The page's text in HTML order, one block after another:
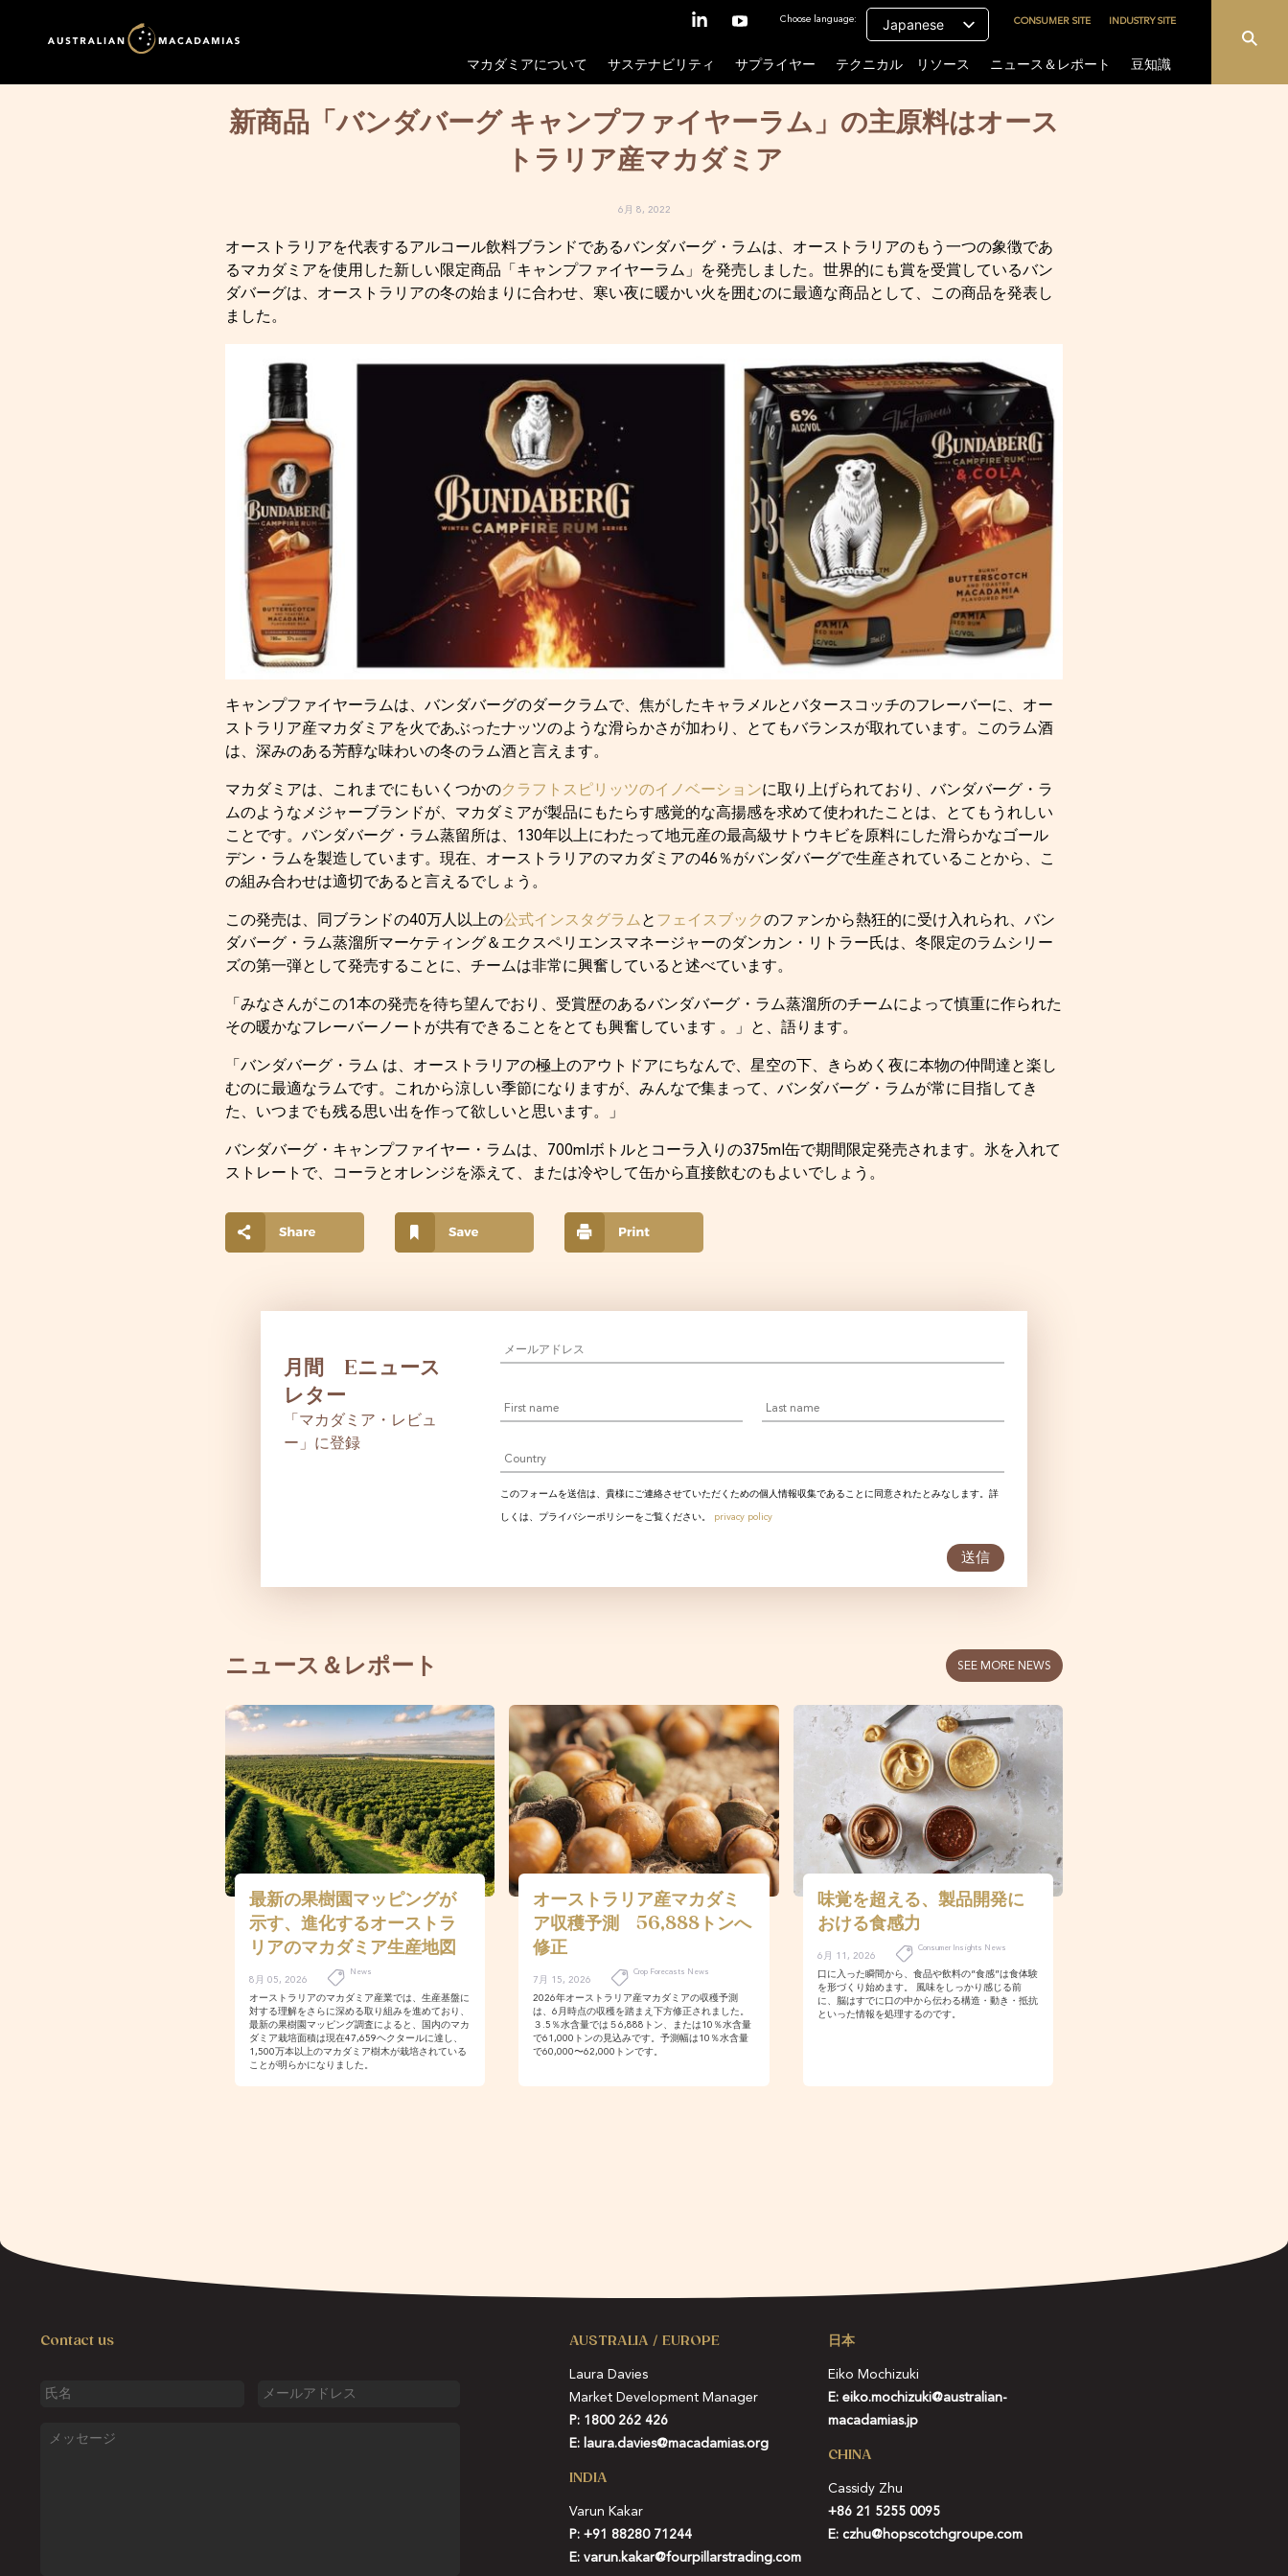
Choose language: Japanese CONSUMER SITE INDUSTRY SITE
マカダミアについて サステナビリティ サプライヤー テクニカル リソース ニュース＆レポート 豆知識
新商品「バンダバーグ キャンプファイヤーラム」の主原料はオース
トラリア産マカダミア
6月 8, 2022
オーストラリアを代表するアルコール飲料ブランドであるバンダバーグ・ラムは、オーストラリアのもう一つの象徴であ
るマカダミアを使用した新しい限定商品「キャンプファイヤーラム」を発売しました。世界的にも賞を受賞しているバン
ダバーグは、オーストラリアの冬の始まりに合わせ、寒い夜に暖かい火を囲むのに最適な商品として、この商品を発表し
ました。
キャンプファイヤーラムは、バンダバーグのダークラムで、焦がしたキャラメルとバタースコッチのフレーバーに、オー
ストラリア産マカダミアを火であぶったナッツのような滑らかさが加わり、とてもバランスが取れています。このラム酒
は、深みのある芳醇な味わいの冬のラム酒と言えます。
マカダミアは、これまでにもいくつかのクラフトスピリッツのイノベーションに取り上げられており、バンダバーグ・ラ
ムのようなメジャーブランドが、マカダミアが製品にもたらす感覚的な高揚感を求めて使われたことは、とてもうれしい
ことです。バンダバーグ・ラム蒸留所は、130年以上にわたって地元産の最高級サトウキビを原料にした滑らかなゴール
デン・ラムを製造しています。現在、オーストラリアのマカダミアの46％がバンダバーグで生産されていることから、こ
の組み合わせは適切であると言えるでしょう。
この発売は、同ブランドの40万人以上の公式インスタグラムと フェイスブックのファンから熱狂的に受け入れられ、バン
ダバーグ・ラム蒸溜所マーケティング＆エクスペリエンスマネージャーのダンカン・リトラー氏は、冬限定のラムシリー
ズの第一弾として発売することに、チームは非常に興奮していると述べています。
「みなさんがこの1本の発売を待ち望んでおり、受賞歴のあるバンダバーグ・ラム蒸溜所のチームによって慎重に作られた
その暖かなフレーバーノートが共有できることをとても興奮しています 。」と、語ります。
「バンダバーグ・ラム は、オーストラリアの極上のアウトドアにちなんで、星空の下、きらめく夜に本物の仲間達と楽し
むのに最適なラムです。これから涼しい季節になりますが、みんなで集まって、バンダバーグ・ラムが常に目指してき
た、いつまでも残る思い出を作って欲しいと思います。」
バンダバーグ・キャンプファイヤー・ラムは、700mlボトルとコーラ入りの375ml缶で期間限定発売されます。氷を入れて
ストレートで、コーラとオレンジを添えて、または冷やして缶から直接飲むのもよいでしょう。
月間 Eニュース
レター
「マカダミア・レビュ
ー」に登録
ー
ド
ス
*
name
name
このフォームを送信は、貴様にご連絡させていただくための個人情報収集であることに同意されたとみなします。詳
しくは、プライバシーポリシーをご覧ください。 privacy policy
送信
ニュース＆レポート SEE MORE NEWS
最新の果樹園マッピングが
示す、進化するオーストラ
リアのマカダミア生産地図
8月 05, 2026
News
オーストラリアのマカダミア産業では、生産基盤に
対する理解をさらに深める取り組みを進めており、
最新の果樹園マッピング調査によると、国内のマカ
ダミア栽培面積は現在47,659ヘクタールに達し、
1,500万本以上のマカダミア樹木が栽培されている
ことが明らかになりました。
オーストラリア産マカダミ
ア収穫予測 56,888トンへ
修正
7月 15, 2026
Crop Forecasts News
2026年オーストラリア産マカダミアの収穫予測
は、6月時点の収穫を踏まえ下方修正されました。
３.5％水含量では５6,888トン、または10％水含量
で61,000トンの見込みです。予測幅は10％水含量
で60,000〜62,000トンです。
味覚を超える、製品開発に
おける食感力
6月 11, 2026
Consumer Insights News
口に入った瞬間から、食品や飲料の“食感”は食体験
を形づくり始めます。 風味をしっかり感じる前
に、脳はすでに口の中から伝わる構造・動き・抵抗
といった情報を処理するのです。
Contact us
氏
メ
ッ
AUSTRALIA / EUROPE
Laura Davies
Market Development Manager
P: 1800 262 426
E: laura.davies@macadamias.org
INDIA
Varun Kakar
P: +91 88280 71244
E: varun.kakar@fourpillarstrading.com
日本
Eiko Mochizuki
E: eiko.mochizuki@australian-
macadamias.jp
CHINA
Cassidy Zhu
+86 21 5255 0095
E: czhu@hopscotchgroupe.com